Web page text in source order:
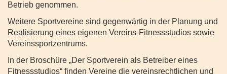
Betrieb genommen.
Weitere Sportvereine sind gegenwärtig in der Planung und
Realisierung eines eigenen Vereins-Fitnessstudios sowie
Vereinssportzentrums.
In der Broschüre „Der Sportverein als Betreiber eines
Fitnessstudios“ finden Vereine die vereinsrechtlichen und